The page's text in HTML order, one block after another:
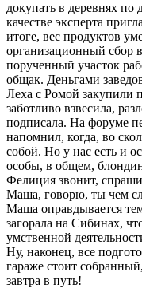
докупать в деревнях по
качестве эксперта
итоге, вес продуктов
организационный сбор
порученный участок
общак. Деньгами
Леха с Ромой закупили
заботливо взвесила,
подписала. На форуме
напомнил, когда, во
собой. Но у нас есть и
особы, в общем,
Фелиция звонит,
Маша, говорю, ты чем
Маша оправдывается
загорала на Сибинах,
умственной
Ну, наконец, все
гараже стоит
завтра в путь!